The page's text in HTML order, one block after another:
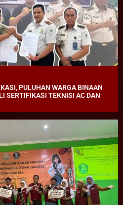
PULUHAN WARGA BINAAN
SERTIFIKASI TEKNISI AC DAN